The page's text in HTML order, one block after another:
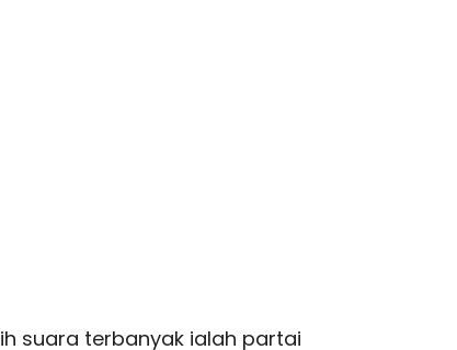
suara terbanyak ialah partai